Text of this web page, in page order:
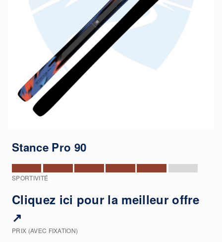
Stance Pro 90
SPORTIVITÉ
Cliquez ici pour la meilleur offre
↗
PRIX (AVEC FIXATION)